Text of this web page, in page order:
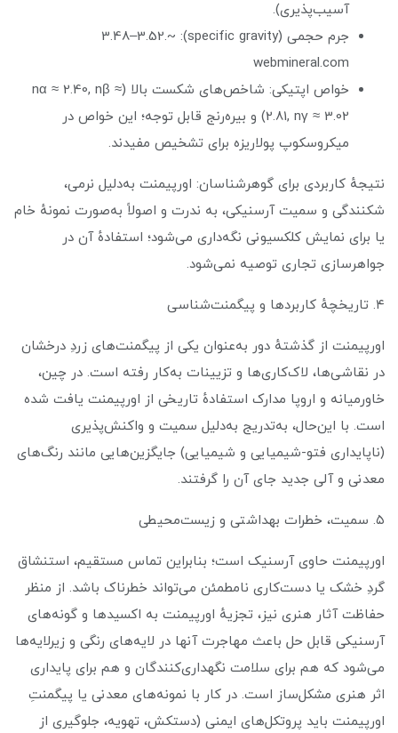
آسیب‌پذیری).
جرم حجمی (specific gravity): ~3.48–3.52.
webmineral.com
خواص اپتیکی: شاخص‌های شکست بالا (nα ≈ 2.40, nβ ≈
2.81, nγ ≈ 3.02) و بیره‌رنج قابل توجه؛ این خواص در
میکروسکوپ پولاریزه برای تشخیص مفیدند.
نتیجهٔ کاربردی برای گوهرشناسان: اورپیمنت به‌دلیل نرمی،
شکنندگی و سمیت آرسنیکی، به ندرت و اصولاً به‌صورت نمونهٔ خام
یا برای نمایش کلکسیونی نگه‌داری می‌شود؛ استفادهٔ آن در
جواهرسازی تجاری توصیه نمی‌شود.
۴. تاریخچهٔ کاربردها و پیگمنت‌شناسی
اورپیمنت از گذشتهٔ دور به‌عنوان یکی از پیگمنت‌های زردِ درخشان
در نقاشی‌ها، لاک‌کاری‌ها و تزیینات به‌کار رفته است. در چین،
خاورمیانه و اروپا مدارک استفادهٔ تاریخی از اورپیمنت یافت شده
است. با این‌حال، به‌تدریج به‌دلیل سمیت و واکنش‌پذیری
(ناپایداری فتو-شیمیایی و شیمیایی) جایگزین‌هایی مانند رنگ‌های
معدنی و آلی جدید جای آن را گرفتند.
۵. سمیت، خطرات بهداشتی و زیست‌محیطی
اورپیمنت حاوی آرسنیک است؛ بنابراین تماس مستقیم، استنشاق
گردِ خشک یا دست‌کاری نامطمئن می‌تواند خطرناک باشد. از منظر
حفاظت آثار هنری نیز، تجزیهٔ اورپیمنت به اکسیدها و گونه‌های
آرسنیکی قابل حل باعث مهاجرت آنها در لایه‌های رنگی و زیرلایه‌ها
می‌شود که هم برای سلامت نگهداری‌کنندگان و هم برای پایداری
اثر هنری مشکل‌ساز است. در کار با نمونه‌های معدنی یا پیگمنتِ
اورپیمنت باید پروتکل‌های ایمنی (دستکش، تهویه، جلوگیری از